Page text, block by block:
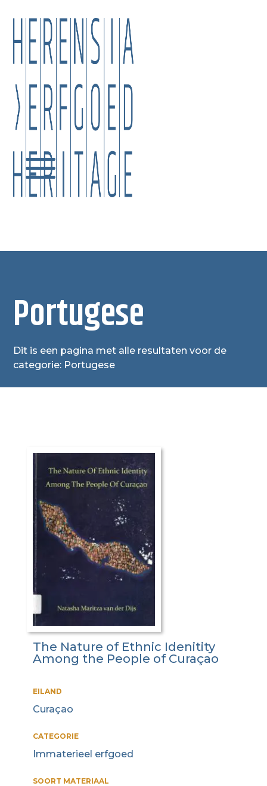
Portugese
Dit is een pagina met alle resultaten voor de
categorie: Portugese
The Nature of Ethnic Idenitity
Among the People of Curaçao
EILAND
Curaçao
CATEGORIE
Immaterieel erfgoed
SOORT MATERIAAL